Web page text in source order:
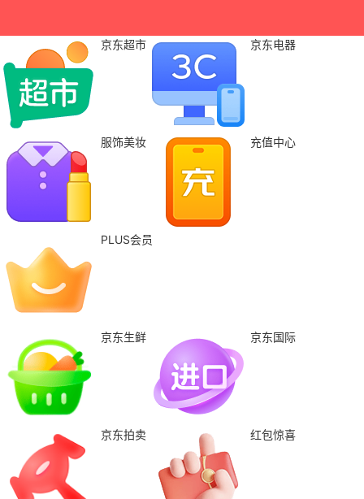
京东超市 京东电器
服饰美妆 充值中心
PLUS会员
京东生鲜 京东国际
京东拍卖 红包惊喜